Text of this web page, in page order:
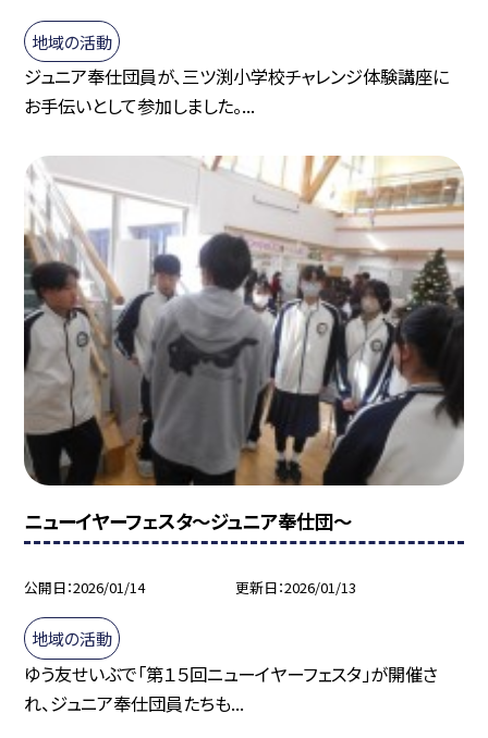
地域の活動
ジュニア奉仕団員が、三ツ渕小学校チャレンジ体験講座に
お手伝いとして参加しました。...
ニューイヤーフェスタ～ジュニア奉仕団～
公開日 2026/01/14 更新日 2026/01/13
地域の活動
ゆう友せいぶで「第１５回ニューイヤーフェスタ」が開催さ
れ、ジュニア奉仕団員たちも...